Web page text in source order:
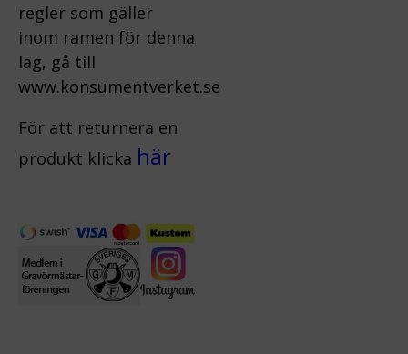
regler som gäller
inom ramen för denna
lag, gå till
www.konsumentverket.se
För att returnera en
produkt klicka här